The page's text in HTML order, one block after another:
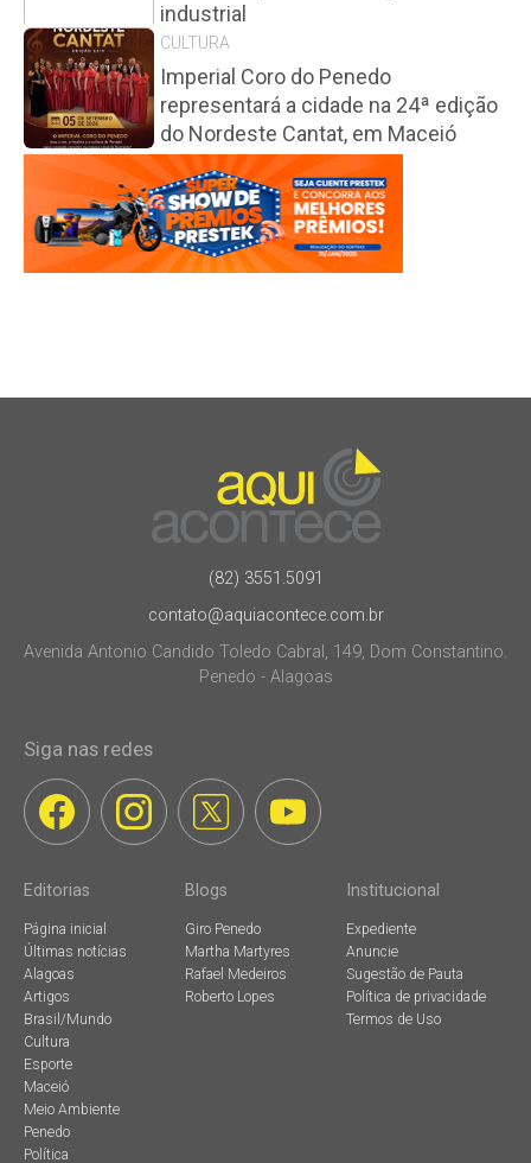
industrial
CULTURA
Imperial Coro do Penedo
representará a cidade na 24ª edição
do Nordeste Cantat, em Maceió
(82) 3551.5091
contato@aquiacontece.com.br
Avenida Antonio Candido Toledo Cabral, 149, Dom Constantino.
Penedo - Alagoas
Siga nas redes
Editorias
Página inicial
Últimas notícias
Alagoas
Artigos
Brasil/Mundo
Cultura
Esporte
Maceió
Meio Ambiente
Penedo
Política
Blogs
Giro Penedo
Martha Martyres
Rafael Medeiros
Roberto Lopes
Institucional
Expediente
Anuncie
Sugestão de Pauta
Política de privacidade
Termos de Uso